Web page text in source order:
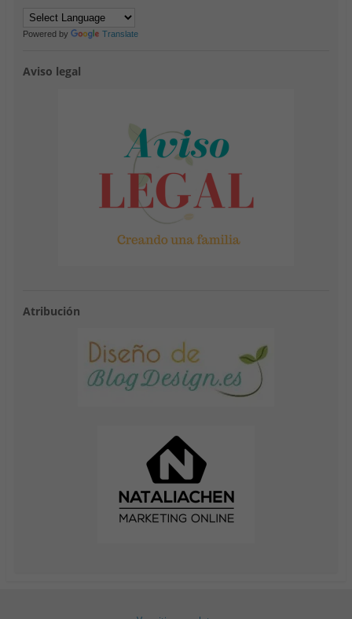
Powered by Translate
Aviso legal
Atribución